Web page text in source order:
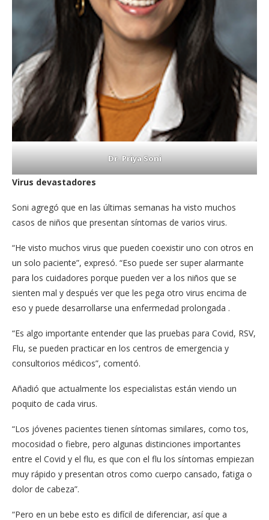
Dr. Priya Soni
Virus devastadores
Soni agregó que en las últimas semanas ha visto muchos
casos de niños que presentan síntomas de varios virus.
“He visto muchos virus que pueden coexistir uno con otros en
un solo paciente”, expresó. “Eso puede ser super alarmante
para los cuidadores porque pueden ver a los niños que se
sienten mal y después ver que les pega otro virus encima de
eso y puede desarrollarse una enfermedad prolongada .
“Es algo importante entender que las pruebas para Covid, RSV,
Flu, se pueden practicar en los centros de emergencia y
consultorios médicos”, comentó.
Añadió que actualmente los especialistas están viendo un
poquito de cada virus.
“Los jóvenes pacientes tienen síntomas similares, como tos,
mocosidad o fiebre, pero algunas distinciones importantes
entre el Covid y el flu, es que con el flu los síntomas empiezan
muy rápido y presentan otros como cuerpo cansado, fatiga o
dolor de cabeza”.
“Pero en un bebe esto es difícil de diferenciar, así que a